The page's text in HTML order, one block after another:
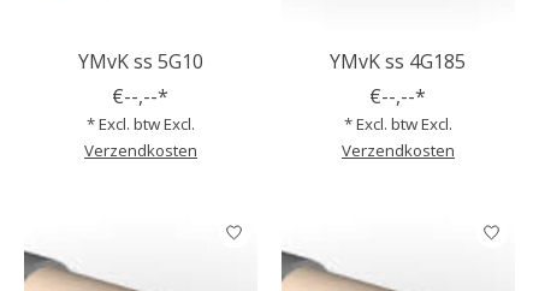
YMvK ss 5G10
€--,--*
* Excl. btw Excl.
Verzendkosten
YMvK ss 4G185
€--,--*
* Excl. btw Excl.
Verzendkosten